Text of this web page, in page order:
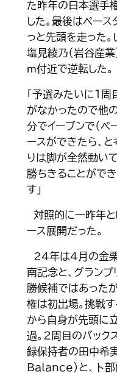
た昨年の日本選手
した。最後はペース
っと先頭を走った
塩見綾乃（岩谷産
ｍ付近で逆転した。
「予選みたいに１
がなかったので他
分でイーブンで（ペ
ースができたら、
りは脚が全然動い
勝ちきることがで
す」
対照的に一昨年と
ース展開だった。
24年は４月の金
南記念と、グランプ
勝候補ではあった
権は初出場。挑戦す
から自身が先頭に
過。２周目のバッ
録保持者の田中希
Balance）と、卜部